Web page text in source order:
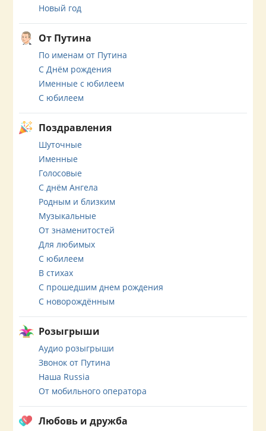
Новый год
От Путина
По именам от Путина
С Днём рождения
Именные с юбилеем
С юбилеем
Поздравления
Шуточные
Именные
Голосовые
С днём Ангела
Родным и близким
Музыкальные
От знаменитостей
Для любимых
С юбилеем
В стихах
С прошедшим днем рождения
С новорождённым
Розыгрыши
Аудио розыгрыши
Звонок от Путина
Наша Russia
От мобильного оператора
Любовь и дружба